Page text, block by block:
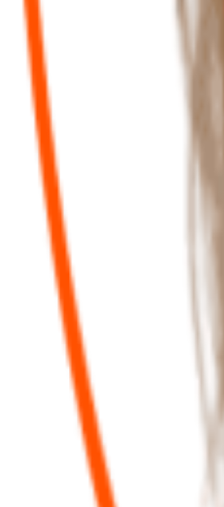
Centralisez, classez et partagez vos
Application comptable
Saisissez vos factures, suivez votre
Témoignages clients
Mélanie est une personne très
plusieurs mois et nous en sommes
Je remercie Mélanie pour ses précieux
collaboratrices font un super travail